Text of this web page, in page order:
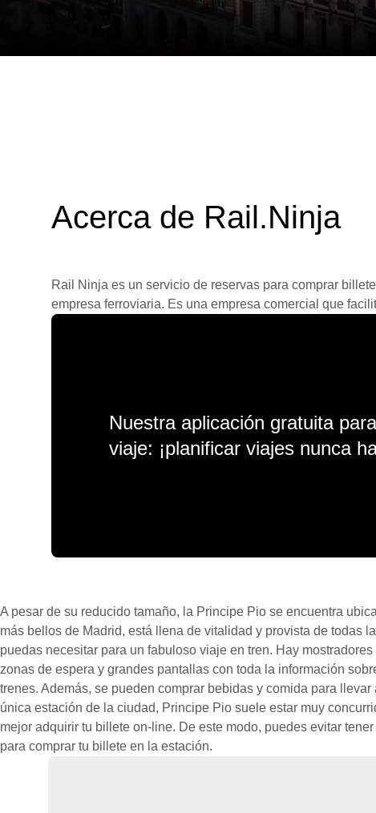
Acerca de Rail.Ninja
Rail Ninja es un servicio de reservas para comprar
empresa ferroviaria. Es una empresa comercial que
Nuestra aplicación gratuita
viaje: ¡planificar viajes nunca
A pesar de su reducido tamaño, la Principe Pio se encuentra
más bellos de Madrid, está llena de vitalidad y provista de todas
puedas necesitar para un fabuloso viaje en tren. Hay
zonas de espera y grandes pantallas con toda la información
trenes. Además, se pueden comprar bebidas y comida para llevar
única estación de la ciudad, Principe Pio suele estar muy
mejor adquirir tu billete on-line. De este modo, puedes evitar
para comprar tu billete en la estación.